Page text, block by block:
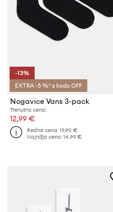
-13%
EXTRA -5 %* s kodo OFF
Nogavice Vans 3-pack
Trenutna cena:
12,99 €
Redna cena:19,90 €
Najnižja cena:14,99 €